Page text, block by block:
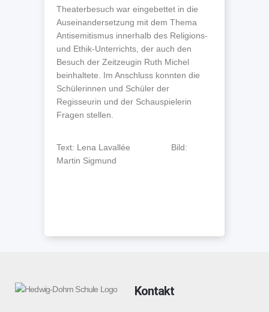
Theaterbesuch war eingebettet in die
Auseinandersetzung mit dem Thema
Antisemitismus innerhalb des Religions-
und Ethik-Unterrichts, der auch den
Besuch der Zeitzeugin Ruth Michel
beinhaltete. Im Anschluss konnten die
Schülerinnen und Schüler der
Regisseurin und der Schauspielerin
Fragen stellen.
Text: Lena Lavallée Bild:
Martin Sigmund
Kontakt